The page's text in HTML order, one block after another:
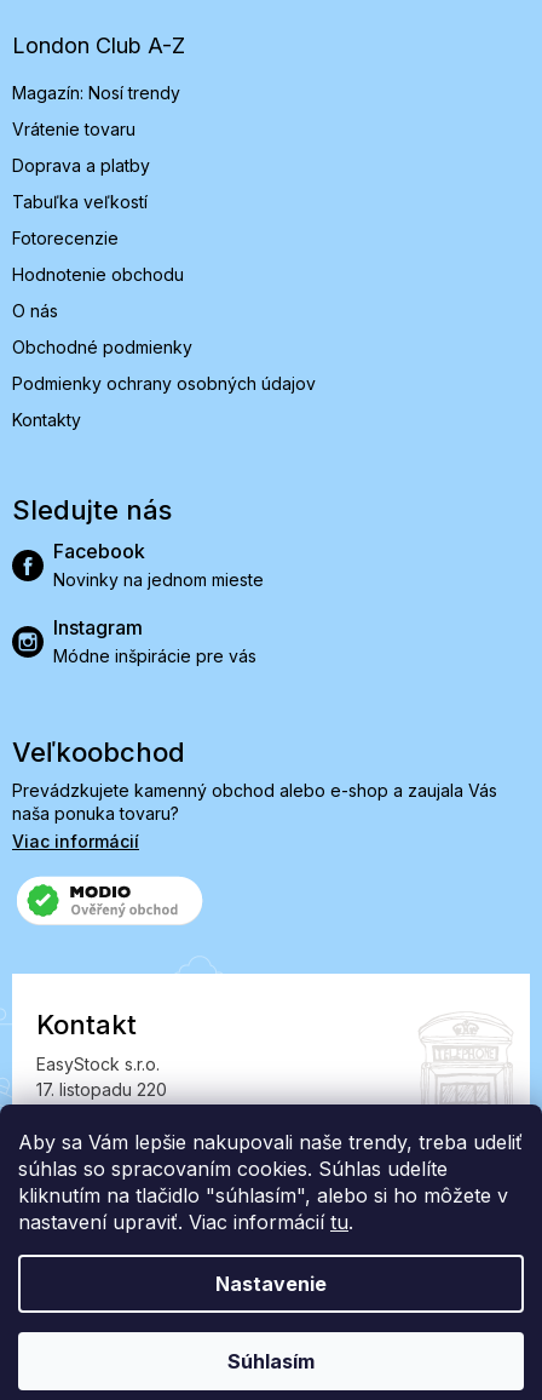
Aby sa Vám lepšie nakupovali naše trendy, treba udeliť
súhlas so spracovaním cookies. Súhlas udelíte
kliknutím na tlačidlo "súhlasím", alebo si ho môžete v
nastavení upraviť. Viac informácií tu.
Nastavenie
Súhlasím
e
London Club A-Z
Magazín: Nosí trendy
Vrátenie tovaru
Doprava a platby
Tabuľka veľkostí
Fotorecenzie
Hodnotenie obchodu
O nás
Obchodné podmienky
Podmienky ochrany osobných údajov
Kontakty
Sledujte nás
Facebook
Novinky na jednom mieste
Instagram
Módne inšpirácie pre vás
Veľkoobchod
Prevádzkujete kamenný obchod alebo e-shop a zaujala Vás
naša ponuka tovaru?
Viac informácií
Kontakt
EasyStock s.r.o.
17. listopadu 220
IČ: 07727402, DIČ: CZ07727402
info@londonclub.sk